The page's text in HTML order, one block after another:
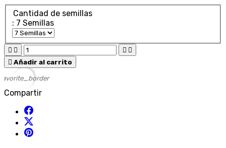
Cantidad de semillas
: 7 Semillas
   
 Añadir al carrito
favorite_border
Compartir